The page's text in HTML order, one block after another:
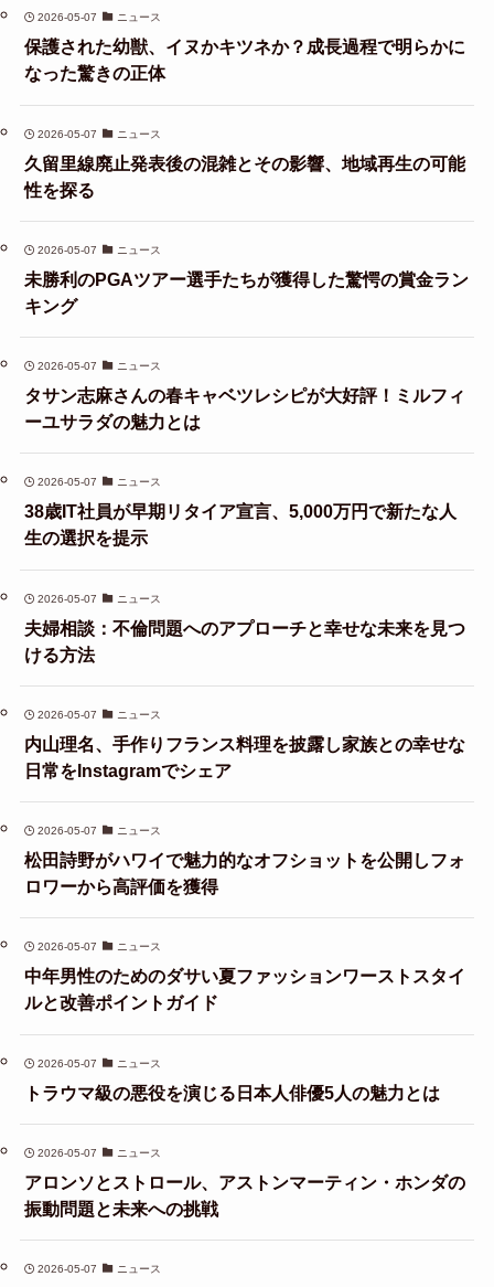
2026-05-07 ニュース
保護された幼獣、イヌかキツネか？成長過程で明らかに
なった驚きの正体
2026-05-07 ニュース
久留里線廃止発表後の混雑とその影響、地域再生の可能
性を探る
2026-05-07 ニュース
未勝利のPGAツアー選手たちが獲得した驚愕の賞金ラン
キング
2026-05-07 ニュース
タサン志麻さんの春キャベツレシピが大好評！ミルフィ
ーユサラダの魅力とは
2026-05-07 ニュース
38歳IT社員が早期リタイア宣言、5,000万円で新たな人
生の選択を提示
2026-05-07 ニュース
夫婦相談：不倫問題へのアプローチと幸せな未来を見つ
ける方法
2026-05-07 ニュース
内山理名、手作りフランス料理を披露し家族との幸せな
日常をInstagramでシェア
2026-05-07 ニュース
松田詩野がハワイで魅力的なオフショットを公開しフォ
ロワーから高評価を獲得
2026-05-07 ニュース
中年男性のためのダサい夏ファッションワーストスタイ
ルと改善ポイントガイド
2026-05-07 ニュース
トラウマ級の悪役を演じる日本人俳優5人の魅力とは
2026-05-07 ニュース
アロンソとストロール、アストンマーティン・ホンダの
振動問題と未来への挑戦
2026-05-07 ニュース